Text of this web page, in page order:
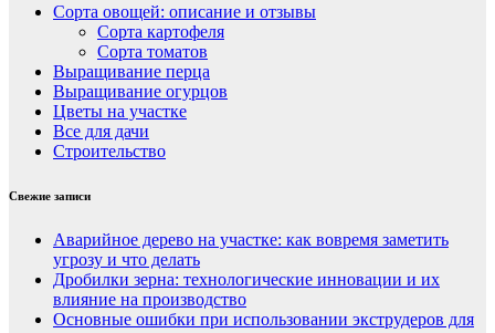
Сорта овощей: описание и отзывы
Сорта картофеля
Сорта томатов
Выращивание перца
Выращивание огурцов
Цветы на участке
Все для дачи
Строительство
Свежие записи
Аварийное дерево на участке: как вовремя заметить
угрозу и что делать
Дробилки зерна: технологические инновации и их
влияние на производство
Основные ошибки при использовании экструдеров для